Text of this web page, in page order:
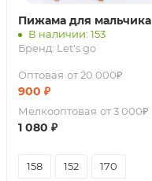
Пижама для мальчика
В наличии: 153
Бренд: Let's go
Оптовая от 20 000₽
900 ₽
Мелкооптовая от 3 000₽
1 080 ₽
158 152 170